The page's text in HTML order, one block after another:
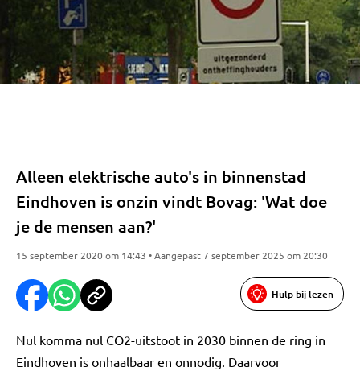
Alleen elektrische auto's in binnenstad
Eindhoven is onzin vindt Bovag: 'Wat doe
je de mensen aan?'
15 september 2020 om 14:43 • Aangepast 7 september 2025 om 20:30
Hulp bij lezen
Nul komma nul CO2-uitstoot in 2030 binnen de ring in
Eindhoven is onhaalbaar en onnodig. Daarvoor